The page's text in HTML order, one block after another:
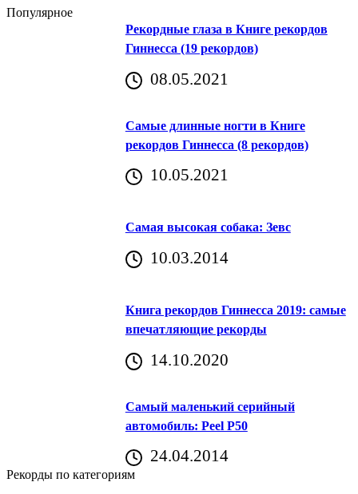
Популярное
Рекордные глаза в Книге рекордов
Гиннесса (19 рекордов)
08.05.2021
Самые длинные ногти в Книге
рекордов Гиннесса (8 рекордов)
10.05.2021
Самая высокая собака: Зевс
10.03.2014
Книга рекордов Гиннесса 2019: самые
впечатляющие рекорды
14.10.2020
Самый маленький серийный
автомобиль: Peel P50
24.04.2014
Рекорды по категориям